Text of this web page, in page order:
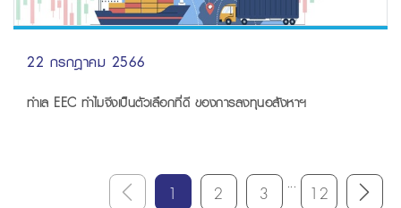
22 กรกฎาคม 2566
ทำเล EEC ทำไมจึงเป็นตัวเลือกที่ดี ของการลงทุนอสังหาฯ
1 2 3 ... 12